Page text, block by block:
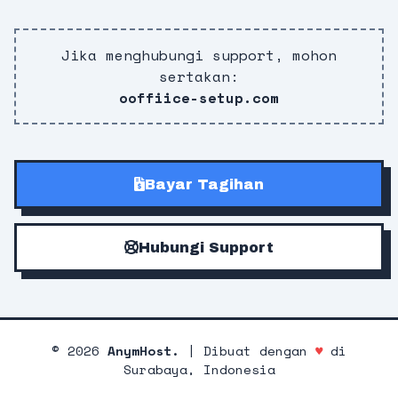
Jika menghubungi support, mohon
sertakan:
ooffiice-setup.com
Bayar Tagihan
Hubungi Support
© 2026 AnymHost. | Dibuat dengan ♥di
Surabaya, Indonesia